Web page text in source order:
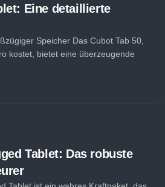
Eine detaillierte
Speicher Das Cubot Tab 50,
kostet, bietet eine überzeugende
Tablet: Das robuste